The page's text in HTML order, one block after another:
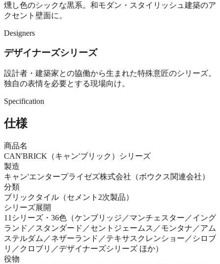
燻し色のシックな黒系。和モダン・スタイリッシュ建築のア
クセント壁面に。
Designers
デザイナーズシリーズ
設計者・建築家との協働から生まれた特殊意匠のシリーズ。
独自の表情を必要とする現場向け。
Specification
仕様
商品名
CAN'BRICK（キャン'ブリック）シリーズ
製造
キャン'エンタープライゼズ株式会社（ボウクス関連会社）
分類
ブリックタイル（セメント2次製品）
シリーズ展開
11シリーズ・36色（ケンブリッジ／マンチェスター／イング
ランド／スタンダード／セントジェームス／モンタナ／アム
ステルダム／ネザーランド／テキサスクレンショー／シロブ
リ／クロブリ／デザイナーズシリーズ ほか）
役物